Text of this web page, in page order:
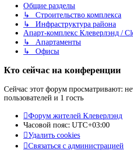
Общие разделы
↳ Строительство комплекса
↳ Инфраструктура района
Апарт-комплекс Клеверлэнд /
↳ Апартаменты
↳ Офисы
Кто сейчас на конференции
Сейчас этот форум просматривают:
пользователей и 1 гость
Форум жителей Клеверлэнд
Часовой пояс: UTC+03:00
Удалить cookies
Связаться с администрацией